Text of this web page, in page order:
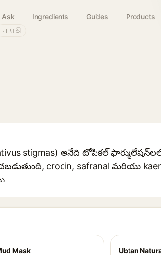
Ask Ingredients Guides Products
मराठी
stigmas) అనేది టోపికల్
crocin, safranal మరియు
Mask
Ubtan